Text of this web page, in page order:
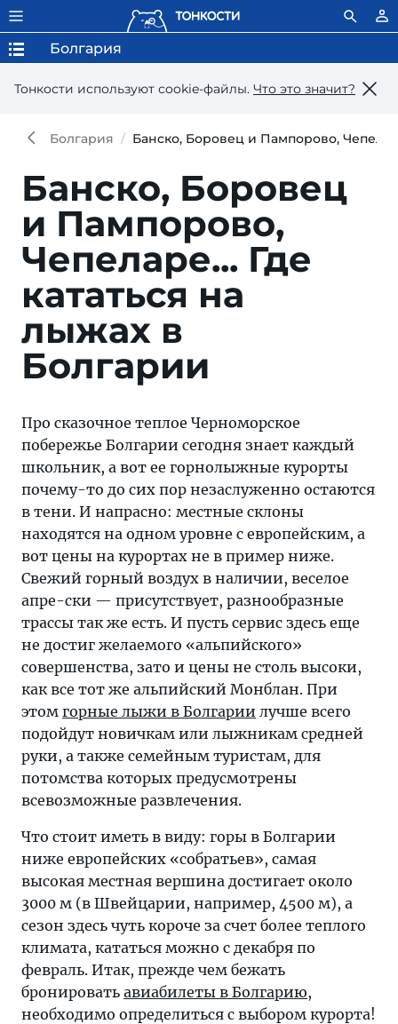
Тонкости используют сookie-файлы. Что это значит?
Болгария
Болгария Банско, Боровец и Пампорово,
Банско, Боровец
и Пампорово,
Чепеларе... Где
кататься на
лыжах в
Болгарии
Про сказочное теплое Черноморское
побережье Болгарии сегодня знает каждый
школьник, а вот ее горнолыжные курорты
почему-то до сих пор незаслуженно остаются
в тени. И напрасно: местные склоны
находятся на одном уровне с европейским, а
вот цены на курортах не в пример ниже.
Свежий горный воздух в наличии, веселое
апре-ски — присутствует, разнообразные
трассы так же есть. И пусть сервис здесь еще
не достиг желаемого «альпийского»
совершенства, зато и цены не столь высоки,
как все тот же альпийский Монблан. При
этом горные лыжи в Болгарии лучше всего
подойдут новичкам или лыжникам средней
руки, а также семейным туристам, для
потомства которых предусмотрены
всевозможные развлечения.
Что стоит иметь в виду: горы в Болгарии
ниже европейских «собратьев», самая
высокая местная вершина достигает около
3000 м (в Швейцарии, например, 4500 м), а
сезон здесь чуть короче за счет более теплого
климата, кататься можно с декабря по
февраль. Итак, прежде чем бежать
бронировать авиабилеты в Болгарию,
необходимо определиться с выбором курорта!